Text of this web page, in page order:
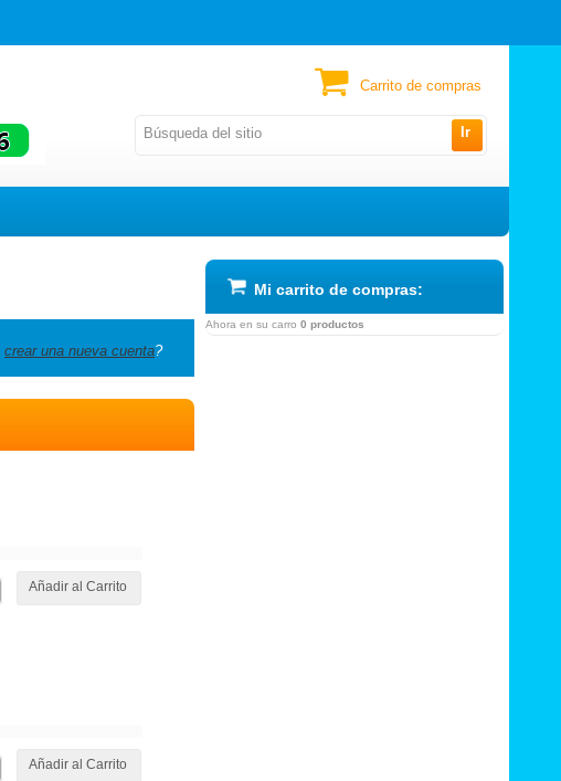
Ir
Carrito de compras
crear una nueva cuenta?
Añadir al Carrito
Añadir al Carrito
Mi carrito de compras:
Ahora en su carro 0 productos